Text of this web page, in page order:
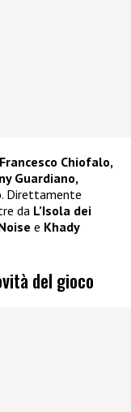
Francesco Chiofalo,
Guardiano,
. Direttamente
da L’Isola dei
e Khady
del gioco